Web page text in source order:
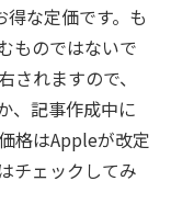
な定価です。も
ものではないで
れますので、
、記事作成中に
格はAppleが改定
チェックしてみ